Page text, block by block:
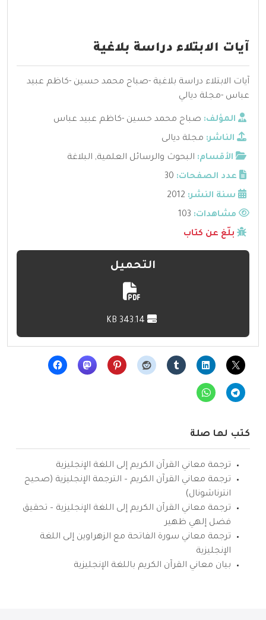
آيات الابتلاء دراسة بلاغية
آيات الابتلاء دراسة بلاغية -صباح محمد حسين -كاظم عبيد
عباس -مجلة ديالي
المؤلف: صباح محمد حسين -كاظم عبيد عباس
الناشر: مجلة ديالى
الأقسام: البحوث والرسائل العلمية, البلاغة
عدد الصفحات: 30
سنة النشر: 2012
مشاهدات:
بلّغ عن كتاب
التحميل
كتب لها صلة
ترجمة معاني القرآن الكريم إلى اللغة الإنجليزية
ترجمة معاني القرآن الكريم – الترجمة الإنجليزية (صحيح
انترناشونال)
ترجمة معاني القرآن الكريم إلى اللغة الإنجليزية – تحقيق
فضل إلهي ظهير
ترجمة معاني سورة الفاتحة مع الزهراوين إلى اللغة
الإنجليزية
بيان معاني القرآن الكريم باللغة الإنجليزية